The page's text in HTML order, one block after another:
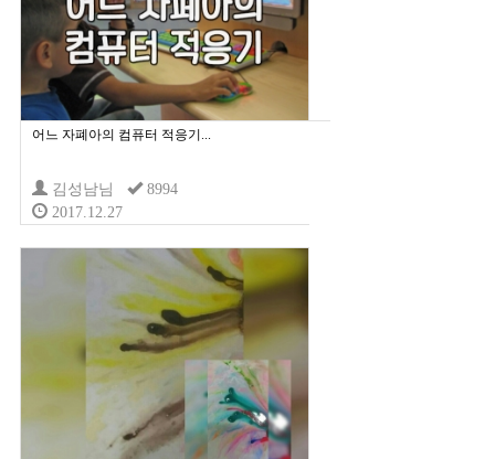
어느 자폐아의 컴퓨터 적응기...
김성남님
8994
2017.12.27